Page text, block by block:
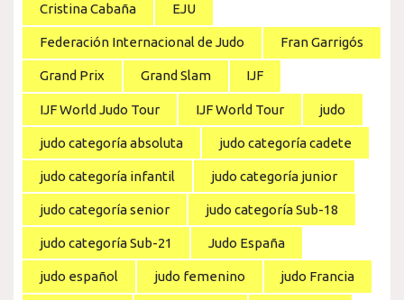
Cristina Cabaña EJU
Federación Internacional de Judo Fran Garrigós
Grand Prix Grand Slam IJF
IJF World Judo Tour IJF World Tour judo
judo categoría absoluta judo categoría cadete
judo categoría infantil judo categoría junior
judo categoría senior judo categoría Sub-18
judo categoría Sub-21 Judo España
judo español judo femenino judo Francia